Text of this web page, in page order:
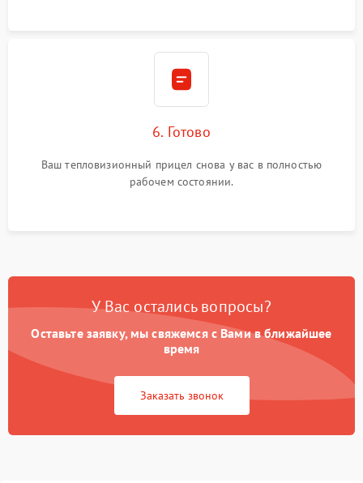
6. Готово
Ваш тепловизионный прицел снова у вас в полностью
рабочем состоянии.
У Вас остались вопросы?
Оставьте заявку, мы свяжемся с Вами в ближайшее
время
Заказать звонок